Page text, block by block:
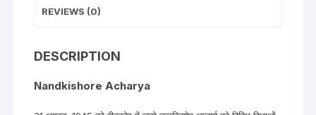
REVIEWS (0)
DESCRIPTION
Nandkishore Acharya